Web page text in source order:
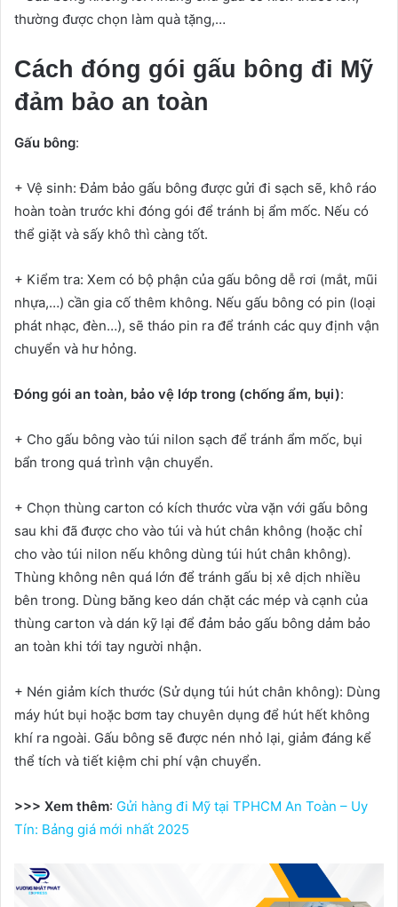
thường được chọn làm quà tặng,…
Cách đóng gói gấu bông đi Mỹ
đảm bảo an toàn
Gấu bông:
+ Vệ sinh: Đảm bảo gấu bông được gửi đi sạch sẽ, khô ráo
hoàn toàn trước khi đóng gói để tránh bị ẩm mốc. Nếu có
thể giặt và sấy khô thì càng tốt.
+ Kiểm tra: Xem có bộ phận của gấu bông dễ rơi (mắt, mũi
nhựa,…) cần gia cố thêm không. Nếu gấu bông có pin (loại
phát nhạc, đèn…), sẽ tháo pin ra để tránh các quy định vận
chuyển và hư hỏng.
Đóng gói an toàn, bảo vệ lớp trong (chống ẩm, bụi):
+ Cho gấu bông vào túi nilon sạch để tránh ẩm mốc, bụi
bẩn trong quá trình vận chuyển.
+ Chọn thùng carton có kích thước vừa vặn với gấu bông
sau khi đã được cho vào túi và hút chân không (hoặc chỉ
cho vào túi nilon nếu không dùng túi hút chân không).
Thùng không nên quá lớn để tránh gấu bị xê dịch nhiều
bên trong. Dùng băng keo dán chặt các mép và cạnh của
thùng carton và dán kỹ lại để đảm bảo gấu bông dảm bảo
an toàn khi tới tay người nhận.
+ Nén giảm kích thước (Sử dụng túi hút chân không): Dùng
máy hút bụi hoặc bơm tay chuyên dụng để hút hết không
khí ra ngoài. Gấu bông sẽ được nén nhỏ lại, giảm đáng kể
thể tích và tiết kiệm chi phí vận chuyển.
>>> Xem thêm: Gửi hàng đi Mỹ tại TPHCM An Toàn – Uy
Tín: Bảng giá mới nhất 2025